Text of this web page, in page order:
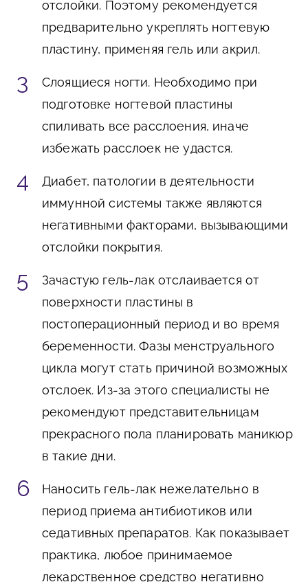
отслойки. Поэтому рекомендуется
предварительно укреплять ногтевую
пластину, применяя гель или акрил.
Слоящиеся ногти. Необходимо при
подготовке ногтевой пластины
спиливать все расслоения, иначе
избежать расслоек не удастся.
Диабет, патологии в деятельности
иммунной системы также являются
негативными факторами, вызывающими
отслойки покрытия.
Зачастую гель-лак отслаивается от
поверхности пластины в
постоперационный период и во время
беременности. Фазы менструального
цикла могут стать причиной возможных
отслоек. Из-за этого специалисты не
рекомендуют представительницам
прекрасного пола планировать маникюр
в такие дни.
Наносить гель-лак нежелательно в
период приема антибиотиков или
седативных препаратов. Как показывает
практика, любое принимаемое
лекарственное средство негативно